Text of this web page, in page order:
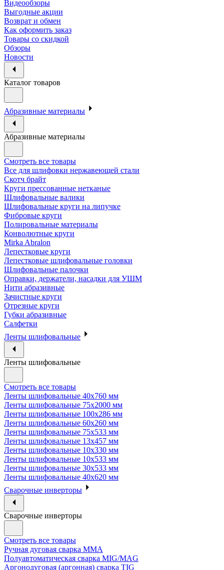
Видеообзоры
Выгодные акции
Возврат и обмен
Как оформить заказ
Товары со скидкой
Обзоры
Новости
Каталог товаров
Абразивные материалы
Абразивные материалы
Смотреть все товары
Все для шлифовки нержавеющей стали
Скотч брайт
Круги прессованные нетканые
Шлифовальные валики
Шлифовальные круги на липучке
Фибровые круги
Полировальные материалы
Конволютные круги
Mirka Abralon
Лепестковые круги
Лепестковые шлифовальные головки
Шлифовальные палочки
Оправки, держатели, насадки для УШМ
Нити абразивные
Зачистные круги
Отрезные круги
Губки абразивные
Салфетки
Ленты шлифовальные
Ленты шлифовальные
Смотреть все товары
Ленты шлифовальные 40х760 мм
Ленты шлифовальные 75х2000 мм
Ленты шлифовальные 100х286 мм
Ленты шлифовальные 60х260 мм
Ленты шлифовальные 75х533 мм
Ленты шлифовальные 13х457 мм
Ленты шлифовальные 10х330 мм
Ленты шлифовальные 10х533 мм
Ленты шлифовальные 30х533 мм
Ленты шлифовальные 40х620 мм
Сварочные инверторы
Сварочные инверторы
Смотреть все товары
Ручная дуговая сварка MMA
Полуавтоматическая сварка MIG/MAG
Аргонодуговая (аргонная) сварка TIG